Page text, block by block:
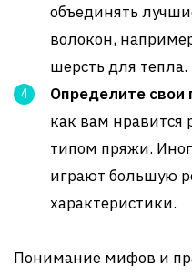
объединять
волокон,
шерсть для тепла.
Определите свои
как вам нравится
типом пряжи.
играют большую
характеристики.
Понимание мифов и